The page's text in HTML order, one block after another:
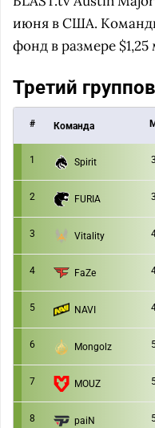
июня в США.
фонд в размере $1,25
Третий
# Команда M
1 Spirit 3
2 FURIA 3
3 Vitality
4 FaZe
5 NAVI
6 Mongolz
7 MOUZ
8 paiN